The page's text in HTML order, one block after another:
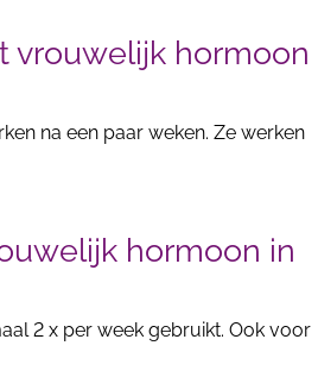
vrouwelijk hormoon
na een paar weken. Ze werken
hormoon in
2 x per week gebruikt. Ook voor